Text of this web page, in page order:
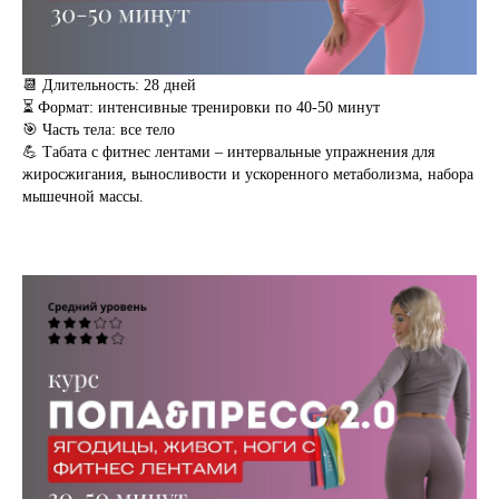
📆 Длительность: 28 дней
⏳ Формат: интенсивные тренировки по 40-50 минут
🎯 Часть тела: все тело
💪 Табата с фитнес лентами – интервальные упражнения для
жиросжигания, выносливости и ускоренного метаболизма, набора
мышечной массы.